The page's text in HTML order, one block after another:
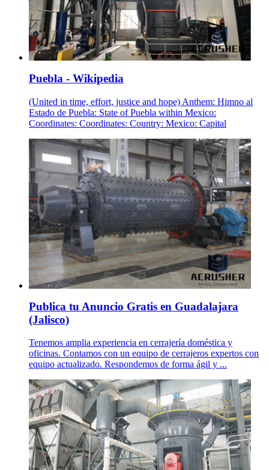
Puebla - Wikipedia
(United in time, effort, justice and hope) Anthem: Himno al
Estado de Puebla: State of Puebla within Mexico:
Coordinates: Coordinates: Country: Mexico: Capital
Publica tu Anuncio Gratis en Guadalajara
(Jalisco)
Tenemos amplia experiencia en cerrajería doméstica y
oficinas. Contamos con un equipo de cerrajeros expertos con
equipo actualizado. Respondemos de forma ágil y ...